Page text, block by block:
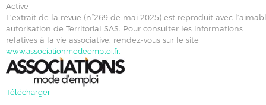
Active
L’extrait de la revue (n°269 de mai 2025) est reproduit avec
autorisation de Territorial SAS. Pour consulter les informations
relatives à la vie associative, rendez-vous sur le site
www.associationmodeemploi.fr.
Télécharger